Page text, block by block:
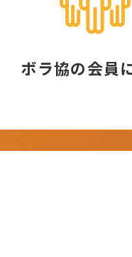
ボラ協の会員